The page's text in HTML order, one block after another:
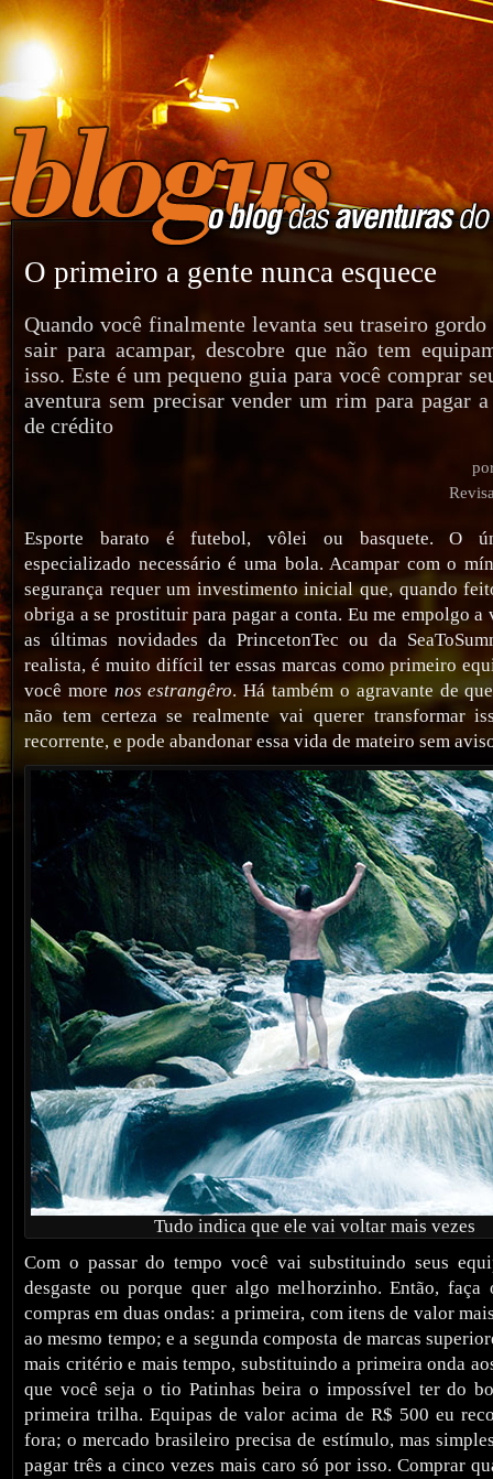
O primeiro a gente nunca esquece
Quando você finalmente levanta seu traseiro
sair para acampar, descobre que não tem
isso. Este é um pequeno guia para você comprar
aventura sem precisar vender um rim para pagar
de crédito
Esporte barato é futebol, vôlei ou basquete. O
especializado necessário é uma bola. Acampar com o
segurança requer um investimento inicial que, quando
obriga a se prostituir para pagar a conta. Eu me empolgo a
as últimas novidades da PrincetonTec ou da
realista, é muito difícil ter essas marcas como primeiro
você more nos estrangêro. Há também o agravante de
não tem certeza se realmente vai querer transformar
recorrente, e pode abandonar essa vida de mateiro sem
Tudo indica que ele vai voltar mais vezes
Com o passar do tempo você vai substituindo seus
desgaste ou porque quer algo melhorzinho. Então, faça
compras em duas ondas: a primeira, com itens de valor
ao mesmo tempo; e a segunda composta de marcas
mais critério e mais tempo, substituindo a primeira onda
que você seja o tio Patinhas beira o impossível ter do
primeira trilha. Equipas de valor acima de R$ 500 eu
fora; o mercado brasileiro precisa de estímulo, mas
pagar três a cinco vezes mais caro só por isso. Comprar